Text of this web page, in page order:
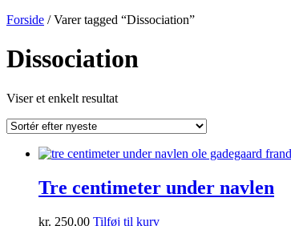
Forside / Varer tagged “Dissociation”
Dissociation
Viser et enkelt resultat
Tre centimeter under navlen
kr. 250,00 Tilføj til kurv